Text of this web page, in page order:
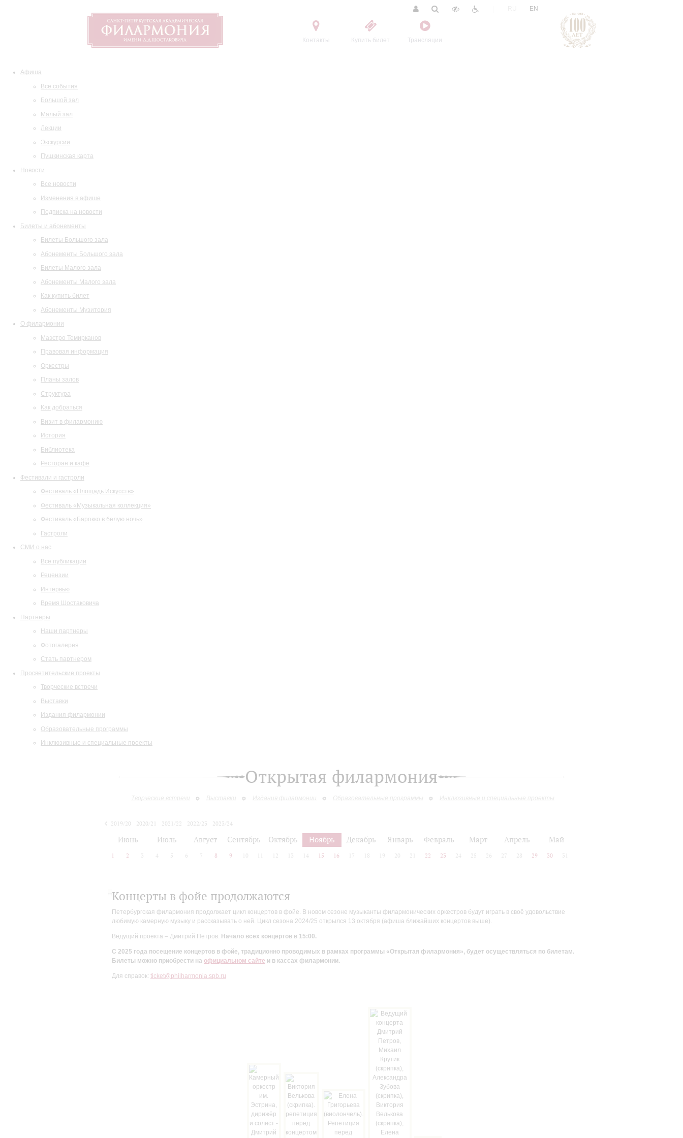
Контакты Купить билет Трансляции
EN
Афиша
Все события
Большой зал
Малый зал
Лекции
Экскурсии
Пушкинская карта
Новости
Все новости
Изменения в афише
Подписка на новости
Билеты и абонементы
Билеты Большого зала
Абонементы Большого зала
Билеты Малого зала
Абонементы Малого зала
Как купить билет
Абонементы Музитория
О филармонии
Маэстро Темирканов
Правовая информация
Оркестры
Планы залов
Структура
Как добраться
Визит в филармонию
История
Библиотека
Ресторан и кафе
Фестивали и гастроли
Фестиваль «Площадь Искусств»
Фестиваль «Музыкальная коллекция»
Фестиваль «Барокко в белую ночь»
Гастроли
СМИ о нас
Все публикации
Рецензии
Интервью
Время Шостаковича
Партнеры
Наши партнеры
Фотогалерея
Стать партнером
Просветительские проекты
Творческие встречи
Выставки
Издания филармонии
Образовательные программы
Инклюзивные и специальные проекты
Открытая филармония
Творческие встречи Выставки Издания филармонии Образовательные программы Инклюзивные и специальные проекты
2019/20 2020/21 2021/22 2022/23
2023/24
Июнь Июль Август Сентябрь Октябрь Ноябрь Декабрь Январь Февраль Март Апрель Май
1 2 3 4 5 6 7 8 9 10 12 13 14 15 16 17 18 19 20 21 22 23 24 25 26 27 28 29 30 31
Концерты в фойе продолжаются
Петербургская филармония продолжает цикл концертов в фойе. В новом сезоне музыканты филармонических оркестров будут играть в своё удовольствие
любимую камерную музыку и рассказывать о ней. Цикл сезона 2024/25 открылся 13 октября (афиша ближайших концертов выше).
Ведущий проекта – Дмитрий Петров. Начало всех концертов в 15:00.
С 2025 года посещение концертов в фойе, традиционно проводимых в рамках программы «Открытая филармония», будет осуществляться по билетам.
Билеты можно приобрести на официальном сайте и в кассах филармонии.
Для справок: ticket@philharmonia.spb.ru